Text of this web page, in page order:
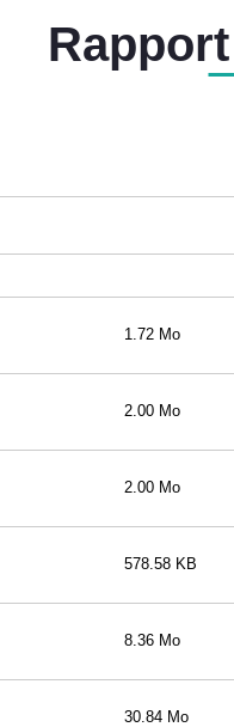
1.72 Mo
2.00 Mo
2.00 Mo
578.58 KB
8.36 Mo
30.84 Mo